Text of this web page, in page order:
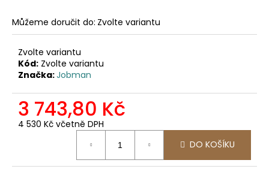
Můžeme doručit do: Zvolte variantu
Zvolte variantu
Kód: Zvolte variantu
Značka:Jobman
3 743,80 Kč
4 530 Kč včetně DPH
DO KOŠÍKU
e
m
e
PRACOVNÍ
KALHOTY
DO
PASU,
2